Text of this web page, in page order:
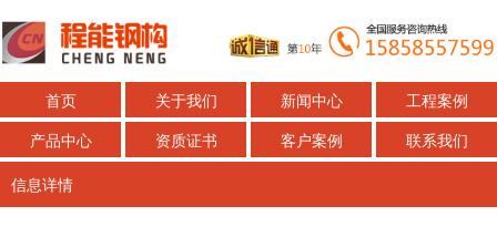
首页 关于我们 新闻中心
工程案例
产品中心
资质证书 客户案例
联系我们
信息详情